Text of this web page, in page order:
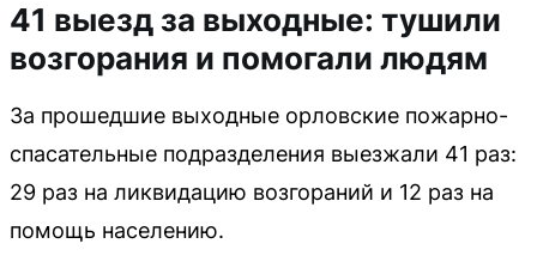
41 выезд за выходные: тушили
возгорания и помогали людям
За прошедшие выходные орловские пожарно-
спасательные подразделения выезжали 41 раз:
29 раз на ликвидацию возгораний и 12 раз на
помощь населению.